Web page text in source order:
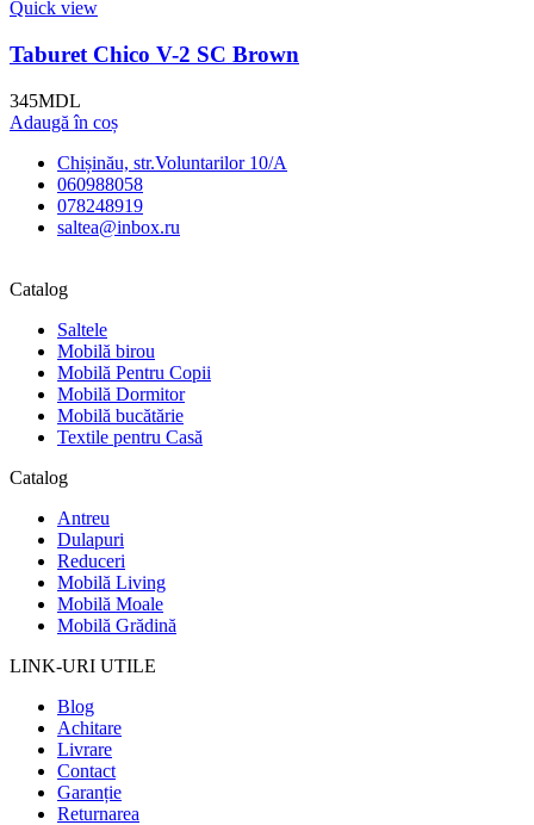
Quick view
Taburet Chico V-2 SC Brown
345MDL
Adaugă în coș
Chișinău, str.Voluntarilor 10/A
060988058
078248919
saltea@inbox.ru
Catalog
Saltele
Mobilă birou
Mobilă Pentru Copii
Mobilă Dormitor
Mobilă bucătărie
Textile pentru Casă
Catalog
Antreu
Dulapuri
Reduceri
Mobilă Living
Mobilă Moale
Mobilă Grădină
LINK-URI UTILE
Blog
Achitare
Livrare
Contact
Garanție
Returnarea